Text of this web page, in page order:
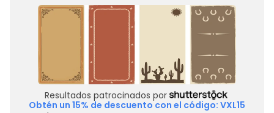
Resultados patrocinados por
Obtén un 15% de descuento con el código: VXL15